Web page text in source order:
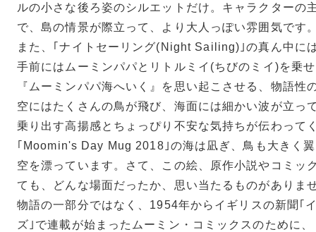
ルの小さな後ろ姿のシルエットだけ。キャラクターの
で、島の情景が際立って、より大人っぽい雰囲気です
また、｢ナイトセーリング(Night Sailing)｣の真ん中に
手前にはムーミンパパとリトルミイ(ちびのミイ)を乗
『ムーミンパパ海へいく』を思い起こさせる、物語性
空にはたくさんの鳥が飛び、海面には細かい波が立っ
乗り出す高揚感とちょっぴり不安な気持ちが伝わって
｢Moomin's Day Mug 2018｣の海は凪ぎ、鳥も大きく
空を漂っています。さて、この絵、原作小説やコミッ
ても、どんな場面だったか、思い当たるものがありま
物語の一部分ではなく、1954年からイギリスの新聞｢
ズ｣で連載が始まったムーミン・コミックスのために